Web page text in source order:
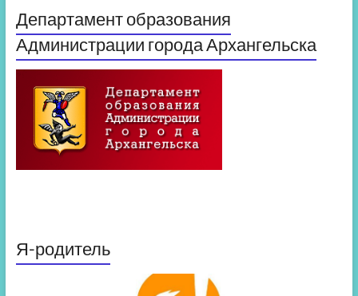
Департамент образования
Администрации города Архангельска
Я-родитель